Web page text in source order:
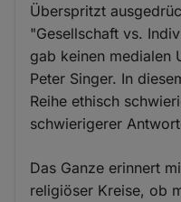
Überspritzt
"Gesellschaft vs.
gab keinen medialen
Peter Singer. In
Reihe ethisch
schwierigerer
Das Ganze erinnert
religiöser Kreise, ob